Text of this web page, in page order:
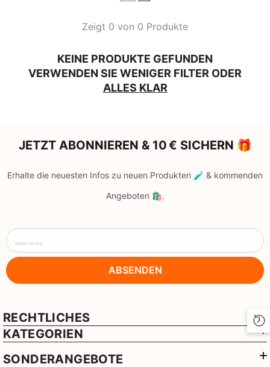
Zeigt 0 von 0 Produkte
KEINE PRODUKTE GEFUNDEN
VERWENDEN SIE WENIGER FILTER ODER
ALLES KLAR
JETZT ABONNIEREN & 10 € SICHERN 🎁
Erhalte die neuesten Infos zu neuen Produkten 🧪 & kommenden
Angeboten 🛍️.
geben sie ihre
ABSENDEN
RECHTLICHES
KATEGORIEN
SONDERANGEBOTE